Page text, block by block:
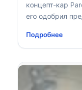
концепт-кар
его одобрил
Подробнее